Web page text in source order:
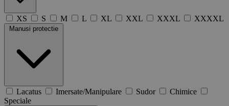
XS S M L XL XXL XXXL XXXXL
Manusi protectie
Lacatus Imersate/Manipulare Sudor
Chimice
Speciale